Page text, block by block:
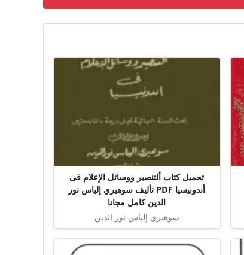
تحميل كتاب ألتنصير ووسائل الإعلام فى
أندونيسيا PDF تأليف سوهيري إلياس نور
الدين كامل مجانا
سوهيري إلياس نور الدين